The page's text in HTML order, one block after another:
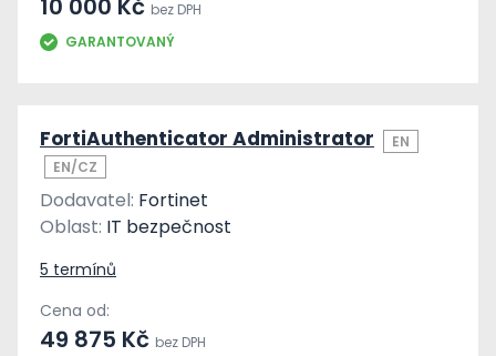
10 000 Kč bez DPH
GARANTOVANÝ
FortiAuthenticator Administrator
EN
EN/CZ
Dodavatel: Fortinet
Oblast: IT bezpečnost
5 termínů
Cena od:
49 875 Kč bez DPH